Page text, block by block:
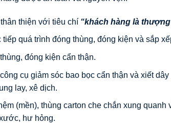
thiện với tiêu chí “khách hàng là thượng
quá trình đóng thùng, đóng kiện và sắp
đóng kiện cẩn thận.
cụ giảm sóc bao bọc cẩn thận và xiết
lay, xê dịch.
(mền), thùng carton che chắn xung
hư hỏng.